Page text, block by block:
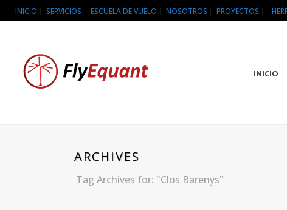
INICIO SERVICIOS ESCUELA DE VUELO NOSOTROS PROYECTOS
INICIO
ARCHIVES
Tag Archives for: "Clos Barenys"